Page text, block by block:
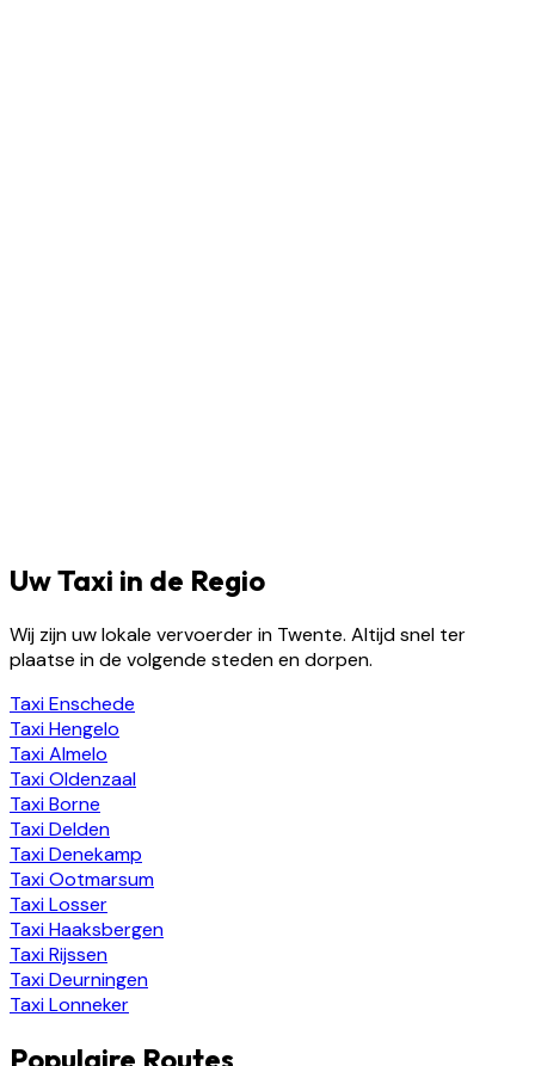
Uw Taxi in de Regio
Wij zijn uw lokale vervoerder in Twente. Altijd snel ter
plaatse in de volgende steden en dorpen.
TaxiEnschede
TaxiHengelo
TaxiAlmelo
TaxiOldenzaal
TaxiBorne
TaxiDelden
TaxiDenekamp
TaxiOotmarsum
TaxiLosser
TaxiHaaksbergen
TaxiRijssen
TaxiDeurningen
TaxiLonneker
Populaire Routes